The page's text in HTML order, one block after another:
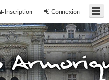
Connexion
Inscription